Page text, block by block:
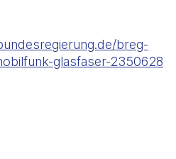
breg-
glasfaser-2350628